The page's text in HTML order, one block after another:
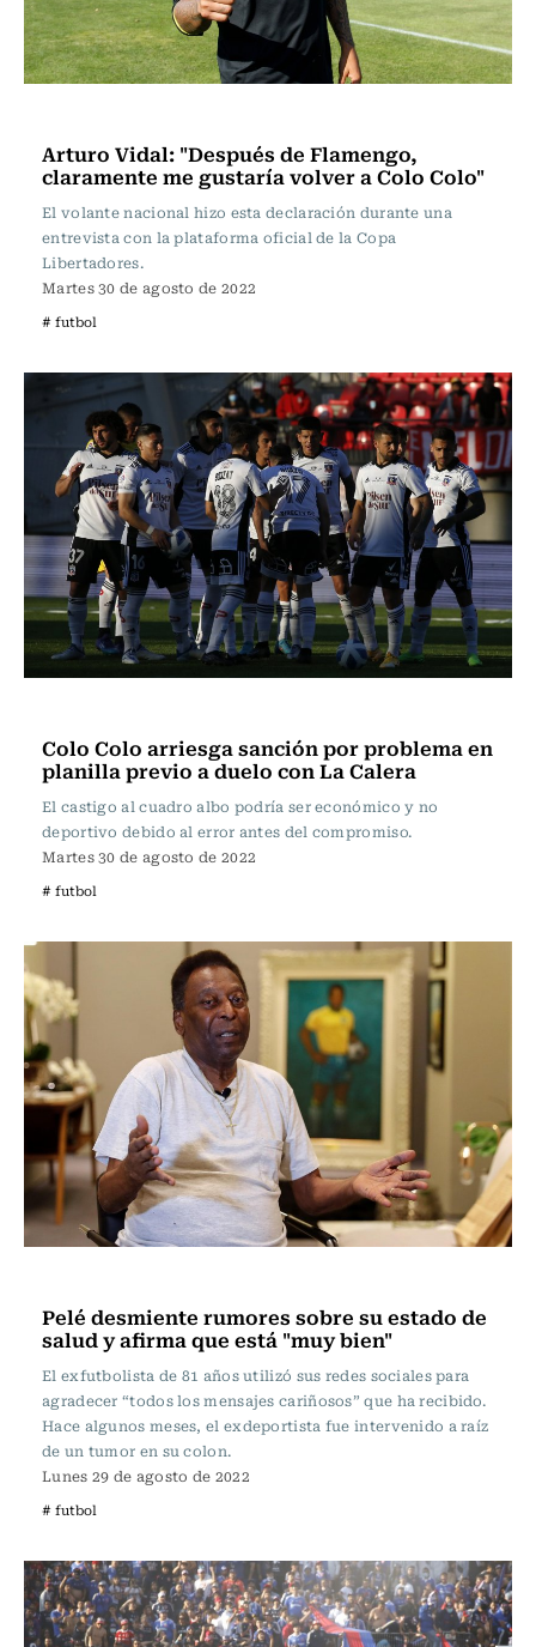
Arturo Vidal: "Después de Flamengo,
claramente me gustaría volver a Colo Colo"
El volante nacional hizo esta declaración durante una
entrevista con la plataforma oficial de la Copa
Libertadores.
Martes 30 de agosto de 2022
# futbol
Colo Colo arriesga sanción por problema en
planilla previo a duelo con La Calera
El castigo al cuadro albo podría ser económico y no
deportivo debido al error antes del compromiso.
Martes 30 de agosto de 2022
# futbol
Pelé desmiente rumores sobre su estado de
salud y afirma que está "muy bien"
El exfutbolista de 81 años utilizó sus redes sociales para
agradecer “todos los mensajes cariñosos” que ha recibido.
Hace algunos meses, el exdeportista fue intervenido a raíz
de un tumor en su colon.
Lunes 29 de agosto de 2022
# futbol